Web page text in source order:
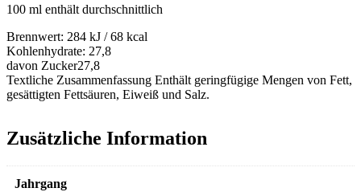
100 ml enthält durchschnittlich
Brennwert: 284 kJ / 68 kcal
Kohlenhydrate: 27,8
davon Zucker27,8
Textliche Zusammenfassung Enthält geringfügige Mengen von Fett,
gesättigten Fettsäuren, Eiweiß und Salz.
Zusätzliche Information
Jahrgang